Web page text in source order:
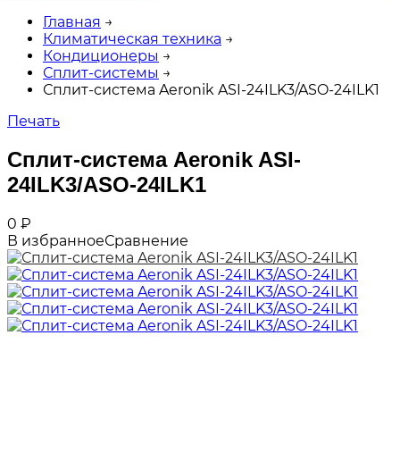
Главная →
Климатическая техника →
Кондиционеры →
Сплит-системы →
Сплит-система Aeronik ASI-24ILK3/ASO-24ILK1
Печать
Сплит-система Aeronik ASI-
24ILK3/ASO-24ILK1
0 ₽
В избранноеСравнение